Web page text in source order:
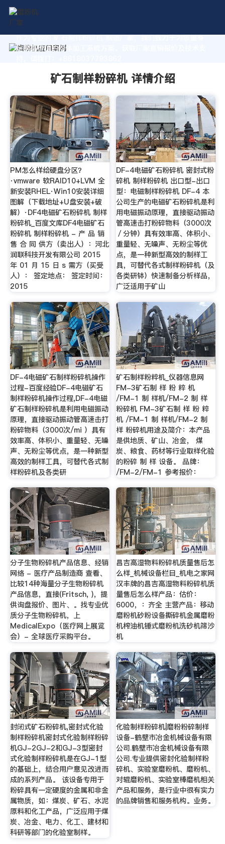
作为专业的 矿石制样粉碎机 制造厂家，我们致力于为您量身
定制高价值的粉体加工系统方案。获取厂家直销报价及技术支
矿石制样粉碎机 详情介绍
PM怎么样给硬盘分区？
·vmware 软RAID10+LVM 全
新安装RHEL·Win10安装详细
图解（下载地址+U盘安装+破
解）·DF4电磁矿石粉碎机 制样
粉碎机_百度文库DF4电磁矿石
粉碎机 制样粉碎机 - 产 品 销
售 合 同 供方（卖出人）：河北
润联科技开发有限公司 2015
年 01 月 15 日 s 需方（买受
人）： 签定地点： 签定时间：
2015
DF-4电磁矿石粉碎机 密封式粉
碎机 制样粉碎机 出口型-出口
型：电磁制样粉碎机 DF-4 本
公司生产的电磁矿石粉碎机是利
用电磁振动原理，直接驱动振动
管高速击打粉碎物料（3000次
／分钟）具有效率高、体积小、
重量轻、无噪声、无粉尘等优
点，是一种新型高效的制样工
具，可替代各式制样粉碎机（及
各类研钵）快速制备分析样品，
广泛适用于矿山
DF-4电磁矿石制样粉碎机操作
过程-百度经验DF-4电磁矿石
制样粉碎机操作过程,DF-4电磁
矿石制样粉碎机是利用电磁振动
原理，直接驱动振动管高速击打
粉碎物料（3000次/mi ）具有
效率高、体积小、重量轻、无噪
声、无粉尘等优点，是一种新型
高效的制样工具，可替代各式制
样粉碎机及各类研
矿石制样粉粹机_仪器信息网
FM-3矿石制 样 粉 粹 机
/FM-1 制 样机/FM-2 制 样
粉碎机 FM-3矿石制 样 粉 粹
机 /FM-1 制 样机/FM-2 制
样 粉碎机用途及简介：本产品
是供地质、矿山、冶金， 煤
炭、粮食、药材等行业取样化验
的粉碎 制 样 设备。 品牌：
/FM-2/FM-1 参考报价：
分子生物粉碎机产品信息、经销
网络 - 医疗产品制造商 查看、
比较14种海量分子生物粉碎机
产品信息，直接(Fritsch, )，提
供询盘报价、图片、。找专业优
质分子生物粉碎机，上
MedicalExpo（医疗网上展览
会）- 全球医疗采购平台。
昌吉高湿物料粉碎机质量售后怎
么样_机械设备栏目_机电之家网
汉丰牌的昌吉高湿物料粉碎机质
量售后怎么样产品：估价：
6000，：齐全 主营产品：移动
磨粉机砂粉设备撕碎机金属磨粉
机榨油机锤式磨粉机洗砂机筛沙
机
封闭式矿石粉碎机,密封式化验
制样粉碎机密封式化验制样粉碎
机GJ-2GJ-2和GJ-3型密封
式化验制样粉碎机是在GJ-1型
的基础上，结合用户意见改进而
成的系列产品。 该设备专用于
粉碎具有一定硬度的金属和非金
属物质，如：煤炭、矿石、水泥
原料和化工产品，广泛应用于煤
炭、冶金、电力、化工、建材和
科研等部门的化验室制样。
化验制样粉碎机|磨粉粉碎制样
设备-鹤壁市冶金机械设备有限
公司.鹤壁市冶金机械设备有限
公司.专业提供密封化验制样粉
碎机、实验室磨粉机、磨粉机、
对辊磨粉机、实验室棒磨机相关
产品和服务，是行业中很有实力
的品牌销售和服务机构。业务。